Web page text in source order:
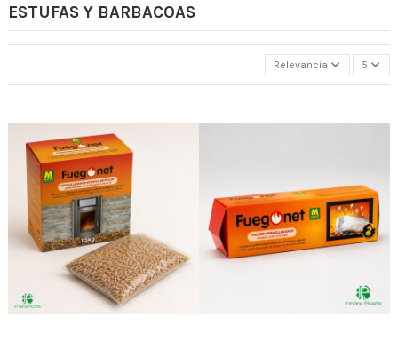
ESTUFAS Y BARBACOAS
Relevancia 5